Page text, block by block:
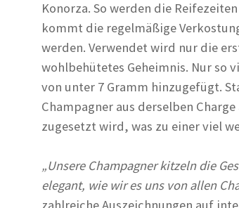
Konorza. So werden die
kommt die regelmäßige
werden. Verwendet wird nur die
wohlbehütetes Geheimnis. Nur so
von unter 7 Gramm hinzugefügt.
Champagner aus derselben
zugesetzt wird, was zu einer viel
„Unsere Champagner kitzeln die
elegant, wie wir es uns von allen